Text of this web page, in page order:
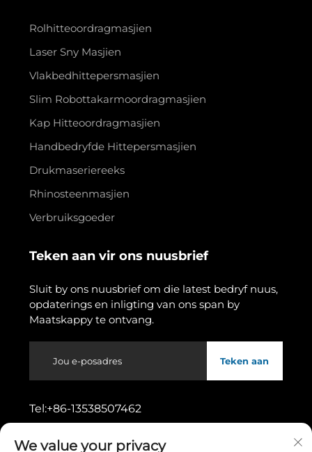
Rolhitteoordragmasjien
Laser Sny Masjien
Vlakbedhittepersmasjien
Slim Robottakarmoordragmasjien
Kap Hitteoordragmasjien
Handbedryfde Hittepersmasjien
Drukmaseriereeks
Rhinosteenmasjien
Verbruiksgoeder
Teken aan vir ons nuusbrief
Sluit by ons nuusbrief om die latest bedryf nuus,
opdaterings en inligting van ons span by
Maatskappy te ontvang.
Teken aan
Tel:+86-13538507462
Adres:No. 11, Wusong Eerste Straat,
We value your privacy